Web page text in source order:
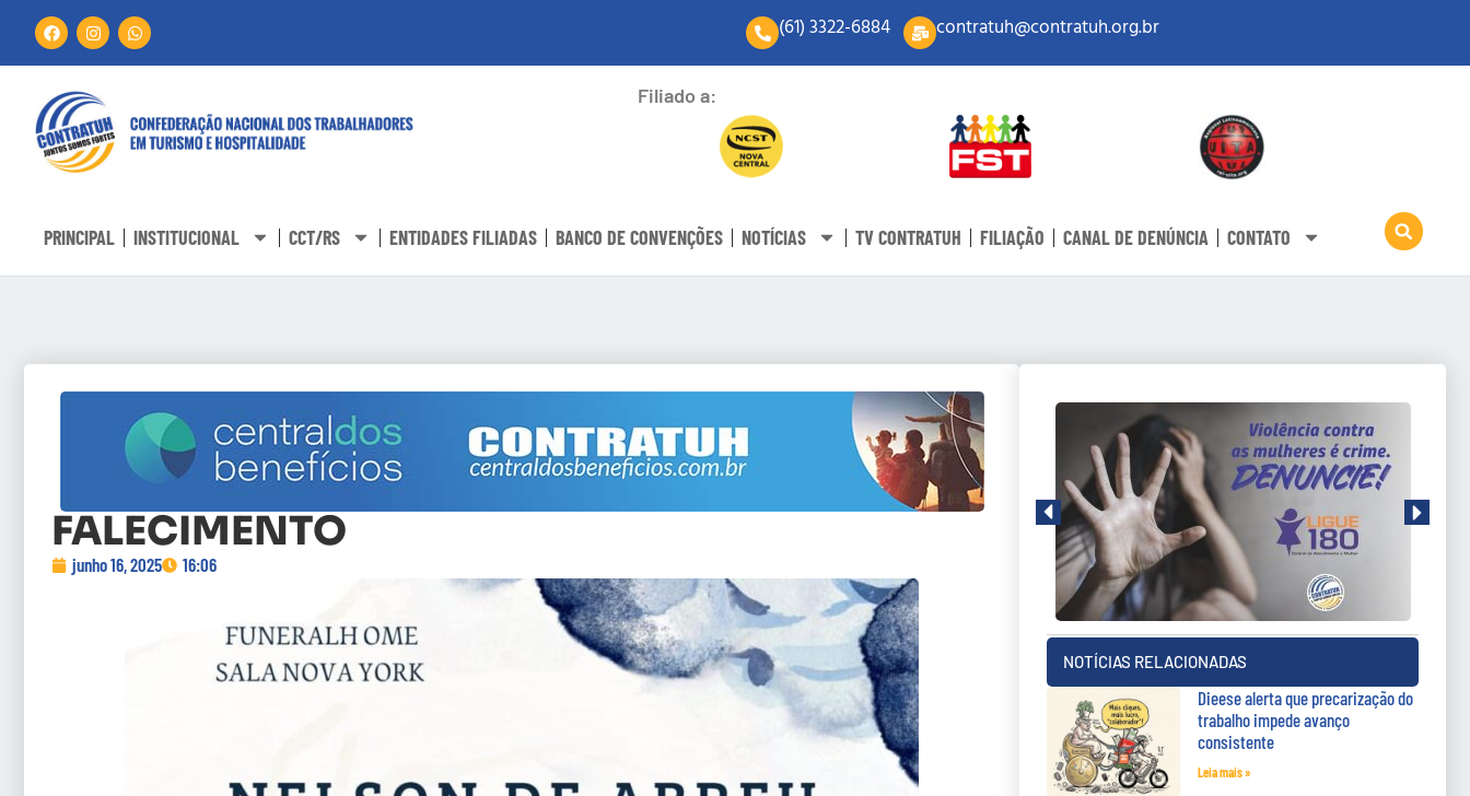
(61) 3322-6884 contratuh@contratuh.org.br
Filiado a:
PRINCIPAL INSTITUCIONAL CCT/RS ENTIDADES FILIADAS BANCO DE CONVENÇÕES NOTÍCIAS TV CONTRATUH FILIAÇÃO CANAL DE DENÚNCIA CONTATO
FALECIMENTO
junho 16, 2025 16:06
NOTÍCIAS RELACIONADAS
Dieese alerta que precarização do
trabalho impede avanço
consistente
Leia mais »